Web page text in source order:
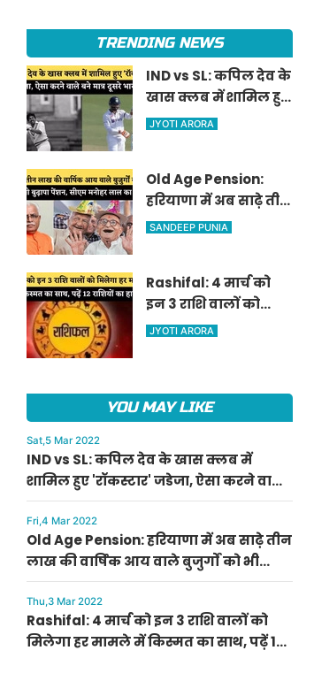
TRENDING NEWS
IND vs SL: कपिल देव के
खास क्लब में शामिल हुए
'रॉकस्टार' जडेजा, ऐसा
JYOTI ARORA
Old Age Pension:
हरियाणा में अब साढ़े तीन
लाख की वार्षिक आय
सीएम मनोहर लाल का
ऐलान
SANDEEP PUNIA
Rashifal: 4 मार्च को
इन 3 राशि वालों को
मिलेगा हर मामले में
JYOTI ARORA
YOU MAY LIKE
Sat,5 Mar 2022
IND vs SL: कपिल देव के खास क्लब में
शामिल हुए 'रॉकस्टार' जडेजा, ऐसा करने वाले
बने मात्र दूसरे भारतीय
Fri,4 Mar 2022
Old Age Pension: हरियाणा में अब साढ़े तीन
लाख की वार्षिक आय वाले बुजुर्गों को भी
मिलेगी बुढ़ापा पेंशन, सीएम मनोहर लाल का
ऐलान
Thu,3 Mar 2022
Rashifal: 4 मार्च को इन 3 राशि वालों को
मिलेगा हर मामले में किस्मत का साथ, पढ़ें 12